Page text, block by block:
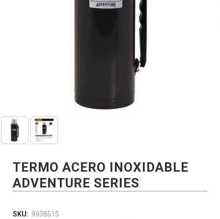
TERMO ACERO INOXIDABLE
ADVENTURE SERIES
SKU: 9938515